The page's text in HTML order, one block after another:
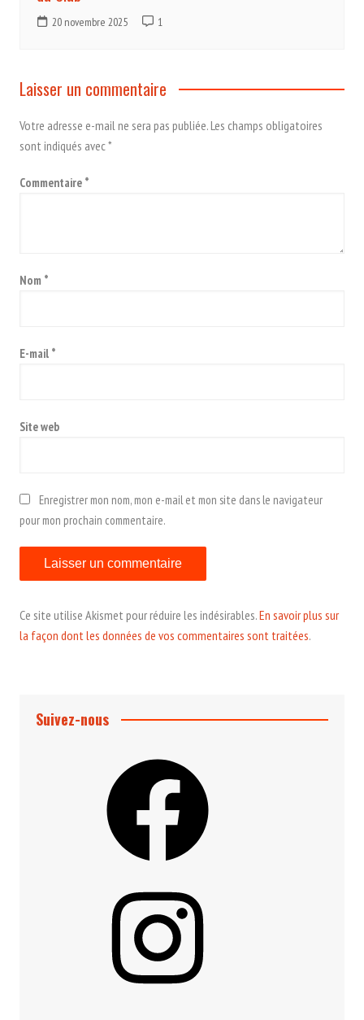
20 novembre 2025 1
Laisser un commentaire
Votre adresse e-mail ne sera pas publiée.Les champs obligatoires
sont indiqués avec*
Commentaire *
Nom *
E-mail *
Site web
Enregistrer mon nom, mon e-mail et mon site dans le navigateur
pour mon prochain commentaire.
Ce site utilise Akismet pour réduire les indésirables.En savoir plus sur
la façon dont les données de vos commentaires sont traitées.
Suivez-nous